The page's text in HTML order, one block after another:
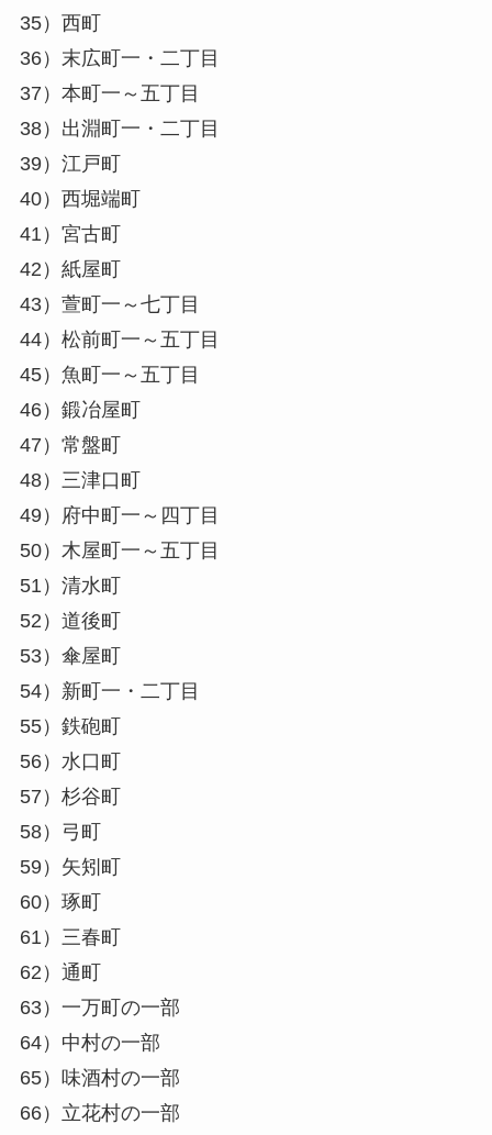
35）西町
36）末広町一・二丁目
37）本町一～五丁目
38）出淵町一・二丁目
39）江戸町
40）西堀端町
41）宮古町
42）紙屋町
43）萱町一～七丁目
44）松前町一～五丁目
45）魚町一～五丁目
46）鍛冶屋町
47）常盤町
48）三津口町
49）府中町一～四丁目
50）木屋町一～五丁目
51）清水町
52）道後町
53）傘屋町
54）新町一・二丁目
55）鉄砲町
56）水口町
57）杉谷町
58）弓町
59）矢矧町
60）琢町
61）三春町
62）通町
63）一万町の一部
64）中村の一部
65）味酒村の一部
66）立花村の一部